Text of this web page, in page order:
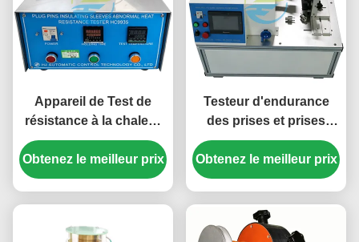
Appareil de Test de
résistance à la chaleur
anormale, manchon
d'isolation de broche de
prise IEC 60884 pour
Obtenez le meilleur prix
Testeur d'endurance
des prises et prises
rotatives pour l'essai de
la capacité de rupture et
de la durée de vie
Obtenez le meilleur prix